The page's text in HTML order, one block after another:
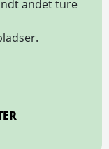
andet ture